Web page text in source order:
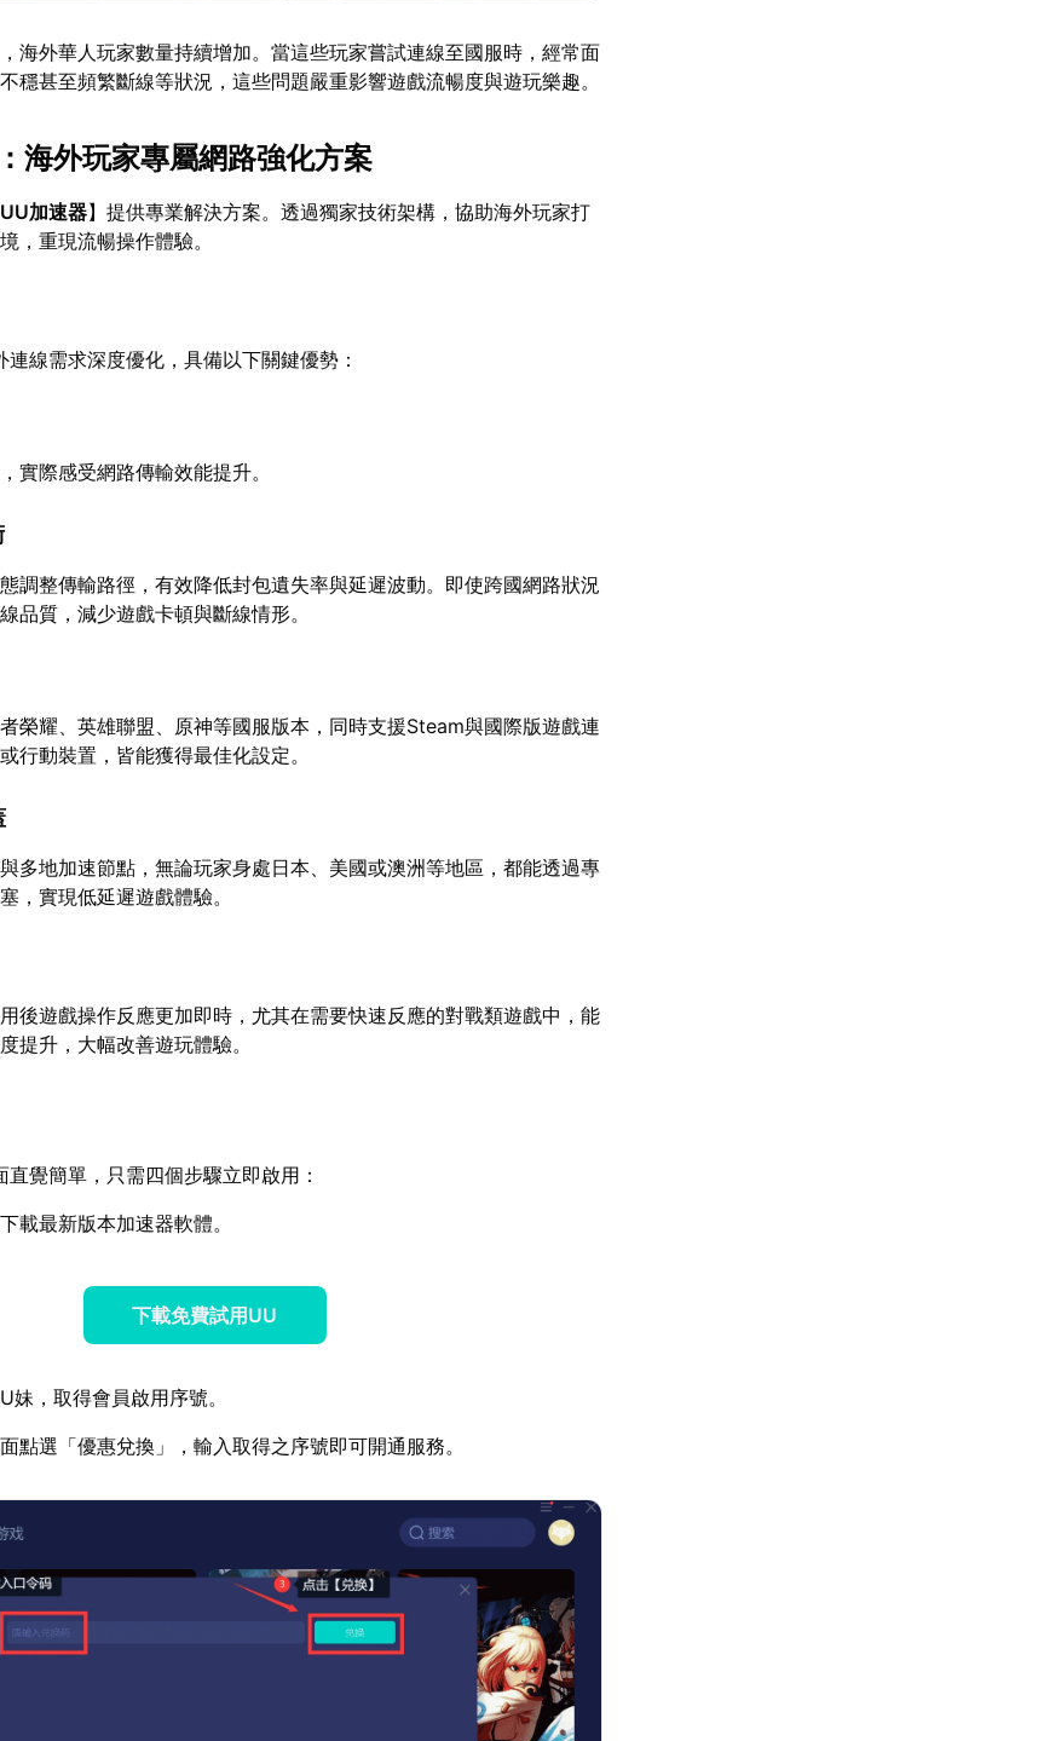
海外華人玩家數量持續增加。當這些玩家嘗試連線至國服時，經常面
穩甚至頻繁斷線等狀況，這些問題嚴重影響遊戲流暢度與遊玩樂趣。
：海外玩家專屬網路強化方案
UU加速器】提供專業解決方案。透過獨家技術架構，協助海外玩家打
，重現流暢操作體驗。
連線需求深度優化，具備以下關鍵優勢：
實際感受網路傳輸效能提升。
調整傳輸路徑，有效降低封包遺失率與延遲波動。即使跨國網路狀況
品質，減少遊戲卡頓與斷線情形。
榮耀、英雄聯盟、原神等國服版本，同時支援Steam與國際版遊戲連
行動裝置，皆能獲得最佳化設定。
多地加速節點，無論玩家身處日本、美國或澳洲等地區，都能透過專
，實現低延遲遊戲體驗。
後遊戲操作反應更加即時，尤其在需要快速反應的對戰類遊戲中，能
提升，大幅改善遊玩體驗。
直覺簡單，只需四個步驟立即啟用：
載最新版本加速器軟體。
下載免費試用UU
，取得會員啟用序號。
點選「優惠兌換」，輸入取得之序號即可開通服務。